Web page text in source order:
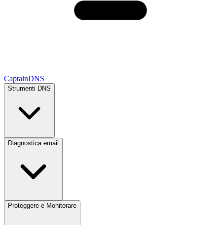
CaptainDNS
Strumenti DNS
Diagnostica email
Proteggere e Monitorare